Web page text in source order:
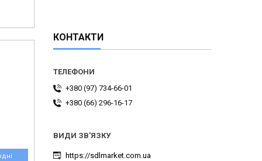
КОНТАКТИ
+380 (97) 734-66-01
+380 (66) 296-16-17
https://sdlmarket.com.ua